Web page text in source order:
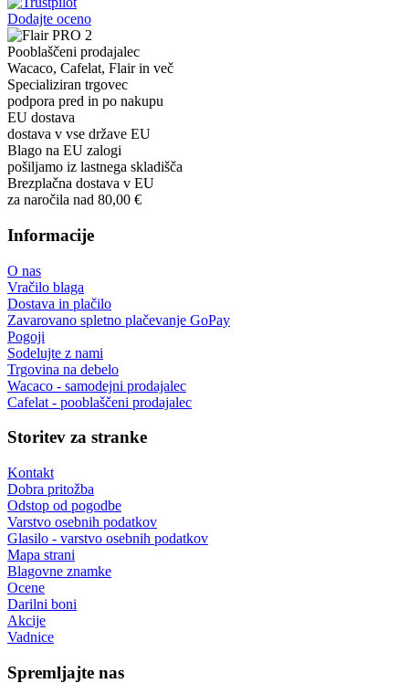
Dodajte oceno
Pooblaščeni prodajalec
Wacaco, Cafelat, Flair in več
Specializiran trgovec
podpora pred in po nakupu
EU dostava
dostava v vse države EU
Blago na EU zalogi
pošiljamo iz lastnega skladišča
Brezplačna dostava v EU
za naročila nad 80,00 €
Informacije
O nas
Vračilo blaga
Dostava in plačilo
Zavarovano spletno plačevanje GoPay
Pogoji
Sodelujte z nami
Trgovina na debelo
Wacaco - samodejni prodajalec
Cafelat - pooblaščeni prodajalec
Storitev za stranke
Kontakt
Dobra pritožba
Odstop od pogodbe
Varstvo osebnih podatkov
Glasilo - varstvo osebnih podatkov
Mapa strani
Blagovne znamke
Ocene
Darilni boni
Akcije
Vadnice
Spremljajte nas